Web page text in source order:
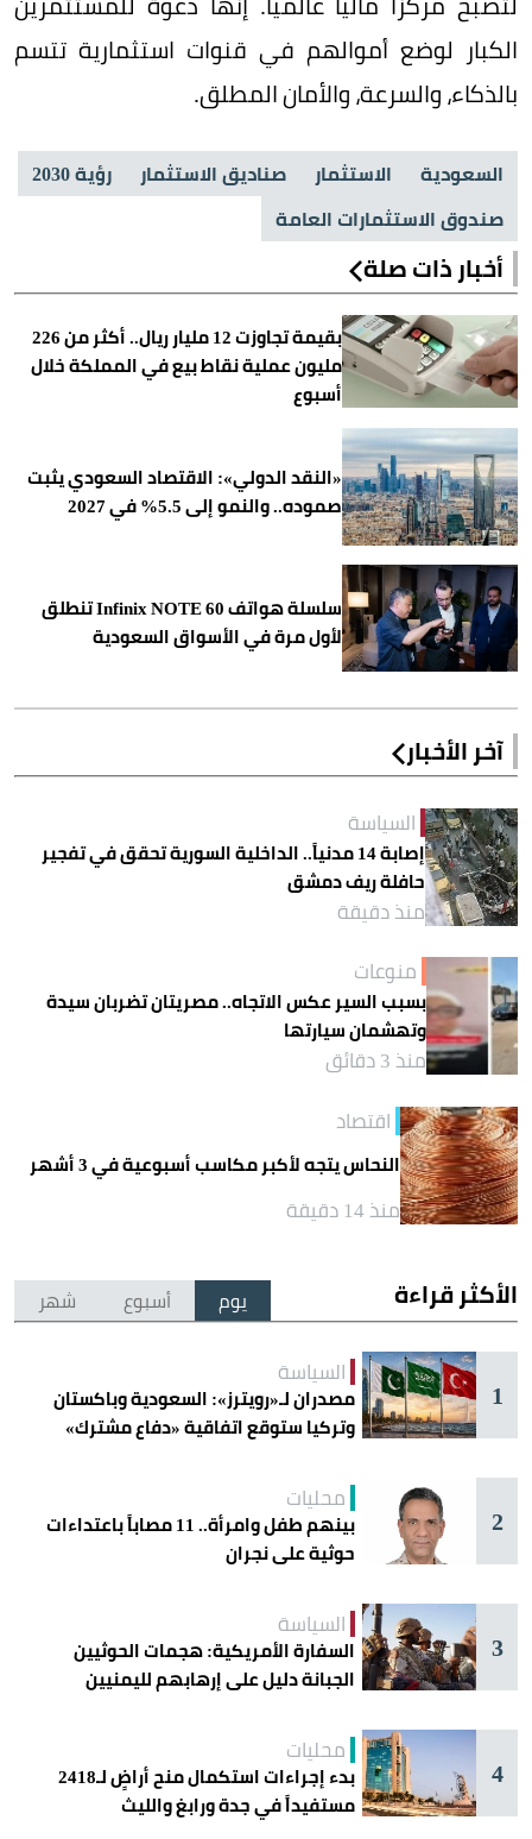
الكبار لوضع أموالهم في قنوات استثمارية تتسم
بالذكاء، والسرعة، والأمان المطلق.
السعودية الاستثمار صناديق الاستثمار
رؤية 2030
صندوق الاستثمارات العامة
أخبار ذات صلة
بقيمة تجاوزت 12 مليار ريال.. أكثر من 226
مليون عملية نقاط بيع في المملكة خلال
أسبوع
«النقد الدولي»: الاقتصاد السعودي يثبت
صموده.. والنمو إلى 5.5% في 2027
سلسلة هواتف Infinix NOTE 60 تنطلق
لأول مرة في الأسواق السعودية
آخر الأخبار
السياسة
إصابة 14 مدنياً.. الداخلية السورية تحقق في تفجير
حافلة ريف دمشق
منذ دقيقة
منوعات
بسبب السير عكس الاتجاه.. مصريتان تضربان سيدة
وتهشمان سيارتها
منذ 3 دقائق
اقتصاد
النحاس يتجه لأكبر مكاسب أسبوعية في 3 أشهر
منذ 14 دقيقة
الأكثر قراءة يوم أسبوع شهر
1
السياسة
مصدران لـ«رويترز»: السعودية وباكستان
وتركيا ستوقع اتفاقية «دفاع مشترك»
2
محليات
بينهم طفل وامرأة.. 11 مصاباً باعتداءات
حوثية على نجران
3
السياسة
السفارة الأمريكية: هجمات الحوثيين
الجبانة دليل على إرهابهم لليمنيين
4
محليات
بدء إجراءات استكمال منح أراضٍ لـ2418
مستفيداً في جدة ورابغ والليث